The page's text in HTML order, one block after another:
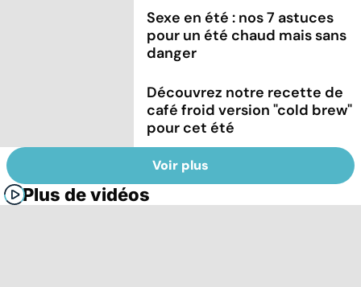
Sexe en été : nos 7 astuces
pour un été chaud mais sans
danger
Découvrez notre recette de
café froid version "cold brew"
pour cet été
Voir plus
Plus de vidéos